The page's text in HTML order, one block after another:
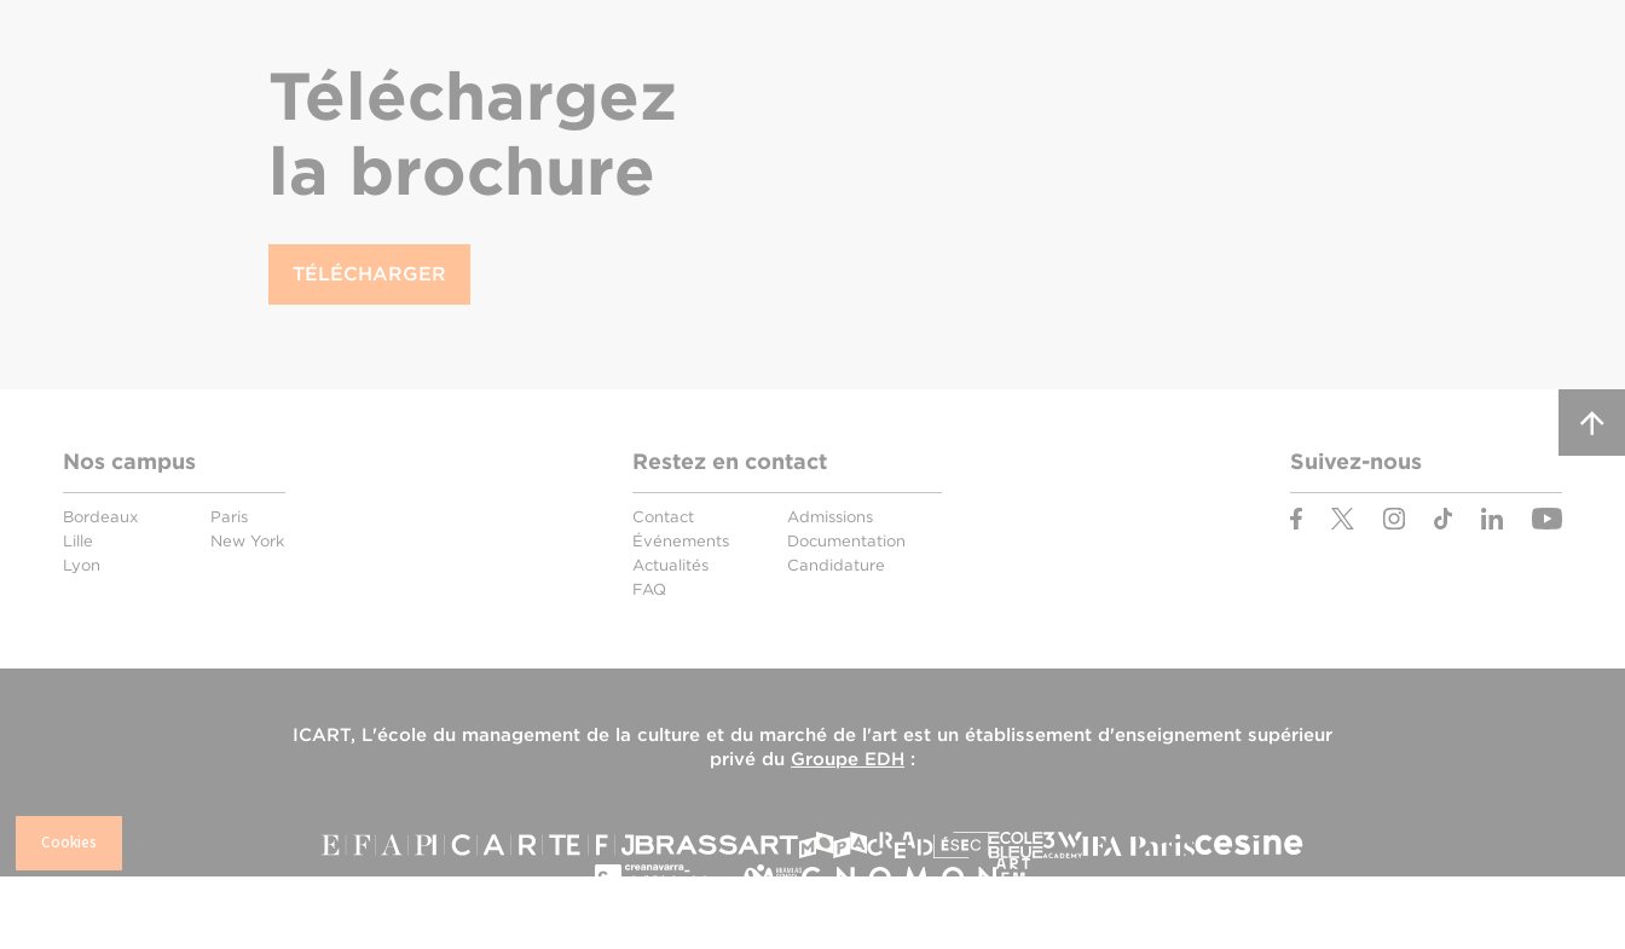
Téléchargez
la brochure
TÉLÉCHARGER
Nos campus
Bordeaux
Lille
Lyon
Paris
New York
Restez en contact
Contact
Événements
Actualités
FAQ
Admissions
Documentation
Candidature
Suivez-nous
ICART, L'école du management de la culture et du marché de l'art est un établissement d'enseignement supérieur
privé du Groupe EDH :